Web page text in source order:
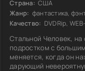
Страна: США
Жанр: фантастика,
Качество: DVDRip,
Стальной Человек,
подростком с
меняется, когда он
дарующий